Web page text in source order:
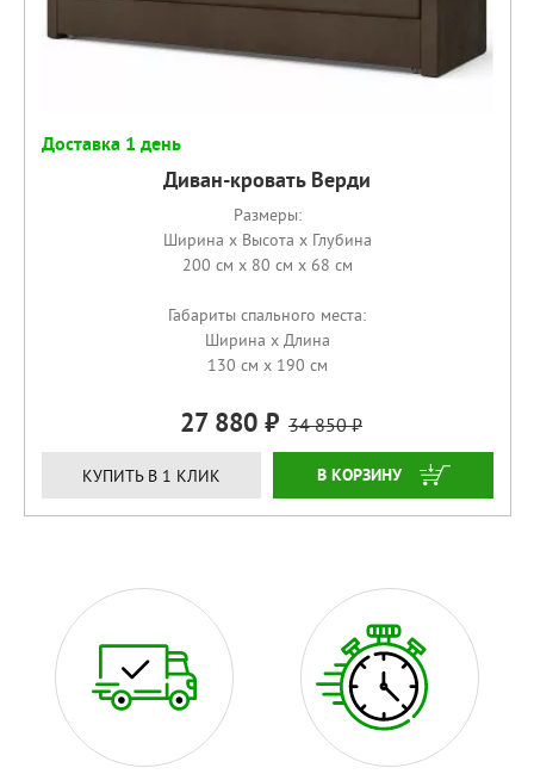
Доставка 1 день
Диван-кровать Верди
Размеры:
Ширина x Высота x Глубина
200 см x 80 см x 68 см
Габариты спального места:
Ширина x Длина
130 см x 190 см
27 880 34 850
КУПИТЬ В 1 КЛИК КУПИТЬ